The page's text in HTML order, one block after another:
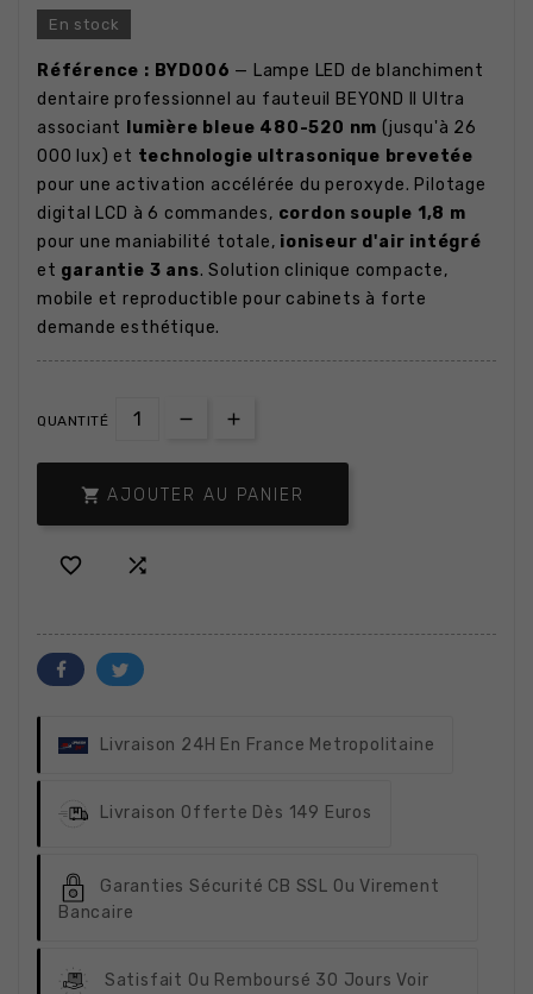
En stock
Référence : BYD006 — Lampe LED de blanchiment
dentaire professionnel au fauteuil BEYOND II Ultra
associant
lumière bleue 480-520 nm (jusqu'à 26
000 lux) et technologie ultrasonique brevetée
pour une activation accélérée du peroxyde. Pilotage
digital LCD à 6 commandes, cordon souple 1,8 m
pour une maniabilité totale, ioniseur d'air intégré
et garantie 3 ans. Solution clinique compacte,
mobile et reproductible pour cabinets à forte
demande esthétique.
QUANTITÉ
 AJOUTER AU PANIER
 
Livraison 24H En France Metropolitaine
Livraison Offerte Dès 149 Euros
Garanties Sécurité CB SSL Ou Virement
Bancaire
Satisfait Ou Remboursé 30 Jours Voir